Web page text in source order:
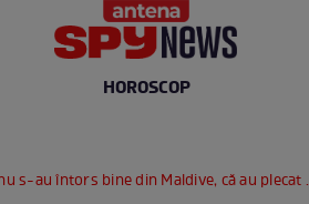
HOROSCOP
din Maldive, că au plecat într-o nouă escapadă. Ce loc din România au ales Lidia Buble şi Răzvan